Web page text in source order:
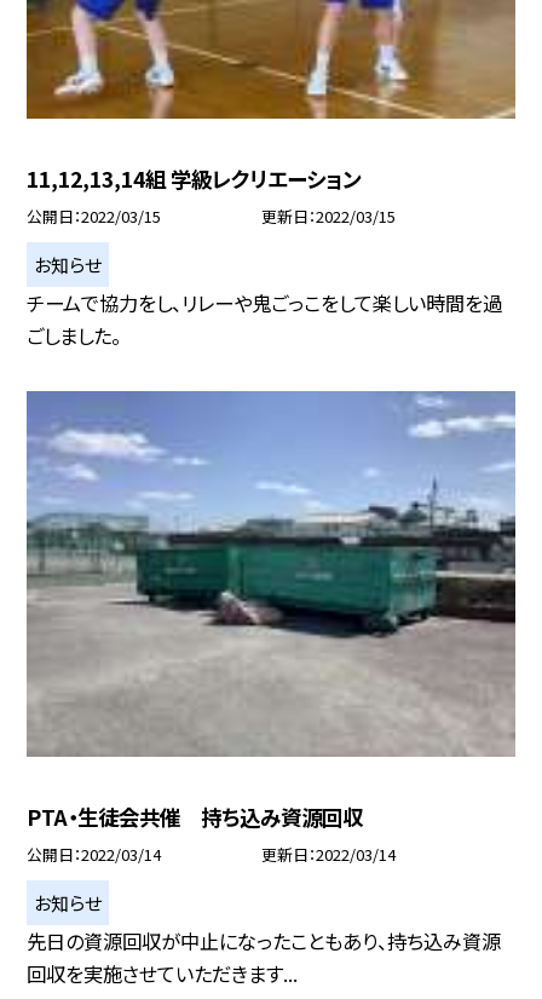
11,12,13,14組 学級レクリエーション
公開日 2022/03/15 更新日 2022/03/15
お知らせ
チームで協力をし、リレーや鬼ごっこをして楽しい時間を過
ごしました。
PTA・生徒会共催 持ち込み資源回収
公開日 2022/03/14 更新日 2022/03/14
お知らせ
先日の資源回収が中止になったこともあり、持ち込み資源
回収を実施させていただきます...